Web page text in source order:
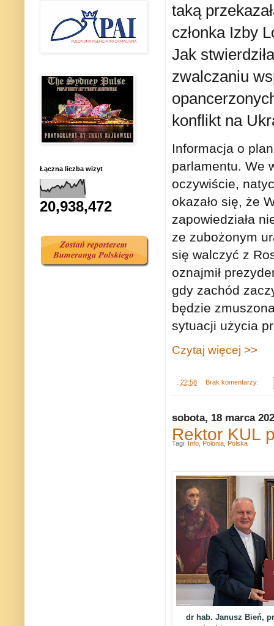
taką
członka Izby
Jak
zwalczaniu
konflikt na
Informacja o
parlamentu. We
oczywiście,
okazało się, że
zapowiedziała
ze zubożonym
się walczyć z
oznajmił
gdy zachód
będzie
sytuacji użycia
Czytaj więcej >>
22:58 Brak komentarzy:
sobota, 18 marca
Rektor KUL
dr hab. Janusz Bień,
Tagi: Info Polonia Polska
Łączna liczba wizyt
20,938,472